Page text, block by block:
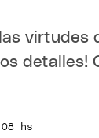
virtudes
detalles!
hs